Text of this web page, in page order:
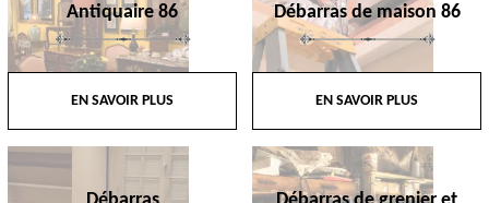
Antiquaire 86
EN SAVOIR PLUS
Débarras de maison 86
EN SAVOIR PLUS